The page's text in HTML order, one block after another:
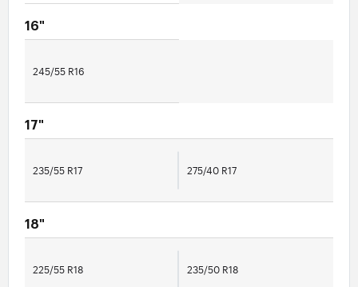
16"
245/55 R16
17"
235/55 R17 275/40 R17
18"
225/55 R18 235/50 R18